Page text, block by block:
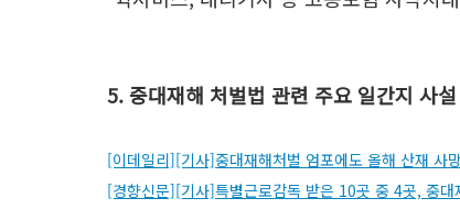
5. 중대재해 처벌법 관련 주요 일간지 사
[이데일리][기사]중대재해처벌 엄포에도 올해 산재 사
[경향신문][기사]특별근로감독 받은 10곳 중 4곳, 중